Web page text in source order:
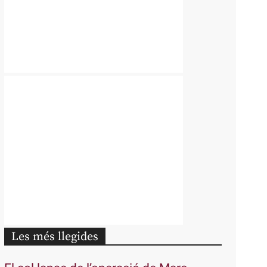
Les més llegides